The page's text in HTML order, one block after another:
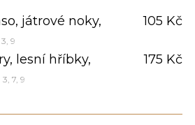
játrové noky,
3, 9
105 Kč
lesní hříbky,
3, 7, 9
175 Kč